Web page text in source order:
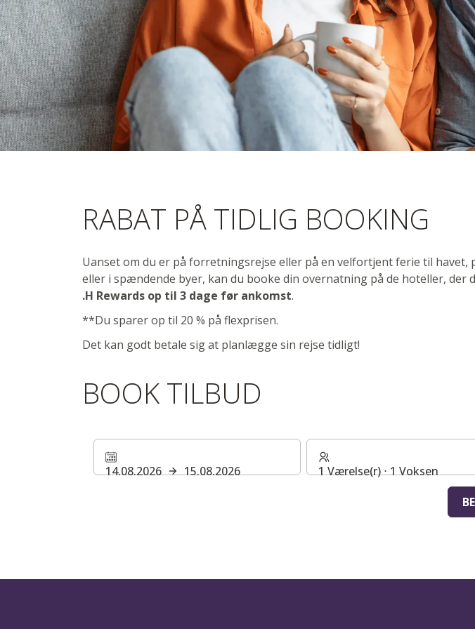
Pris for tidlig
Kan bookes op til 3 dage før ankomst
RABAT PÅ TIDLIG BOOKING
Uanset om du er på forretningsrejse eller på en velfortjent ferie til havet,
eller i spændende byer, kan du booke din overnatning på de hoteller, der
.H Rewards op til 3 dage før ankomst.
**Du sparer op til 20 % på flexprisen.
Det kan godt betale sig at planlægge sin rejse tidligt!
BOOK TILBUD
14.08.2026 15.08.2026
1 Værelse(r) ⋅ 1 Voksen